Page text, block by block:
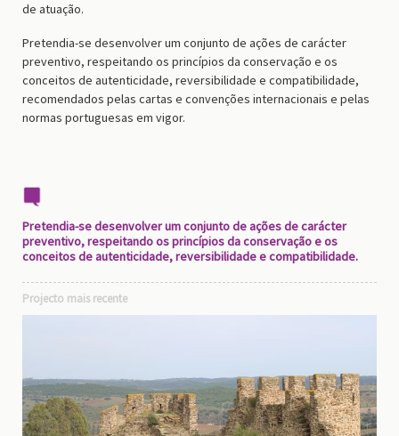
de atuação.
Pretendia-se desenvolver um conjunto de ações de carácter
preventivo, respeitando os princípios da conservação e os
conceitos de autenticidade, reversibilidade e compatibilidade,
recomendados pelas cartas e convenções internacionais e pelas
normas portuguesas em vigor.
Pretendia-se desenvolver um conjunto de ações de carácter
preventivo, respeitando os princípios da conservação e os
conceitos de autenticidade, reversibilidade e compatibilidade.
Projecto mais recente